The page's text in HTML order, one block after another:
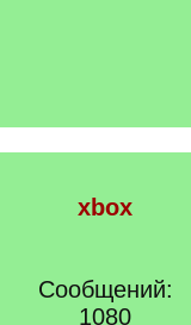
xbox
Сообщений:
1080